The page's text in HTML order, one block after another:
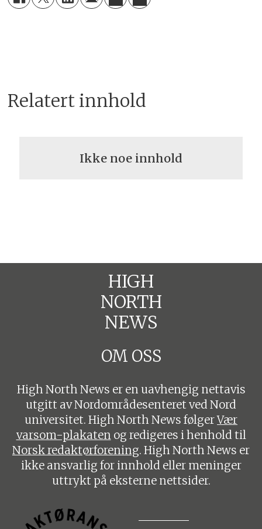
Relatert innhold
Ikke noe innhold
HIGH
NORTH
NEWS
OM OSS
High North News er en uavhengig nettavis
utgitt av Nordområdesenteret ved Nord
universitet. High North News følgerVær
varsom-plakaten og redigeres i henhold til
Norsk redaktørforening. High North News er
ikke ansvarlig for innhold eller meninger
uttrykt på eksterne nettsider.